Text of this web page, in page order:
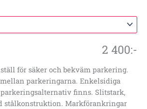
2 400:-
för säker och bekväm parkering.
parkeringarna. Enkelsidiga
finns. Slitstark,
stålkonstruktion. Markförankringar